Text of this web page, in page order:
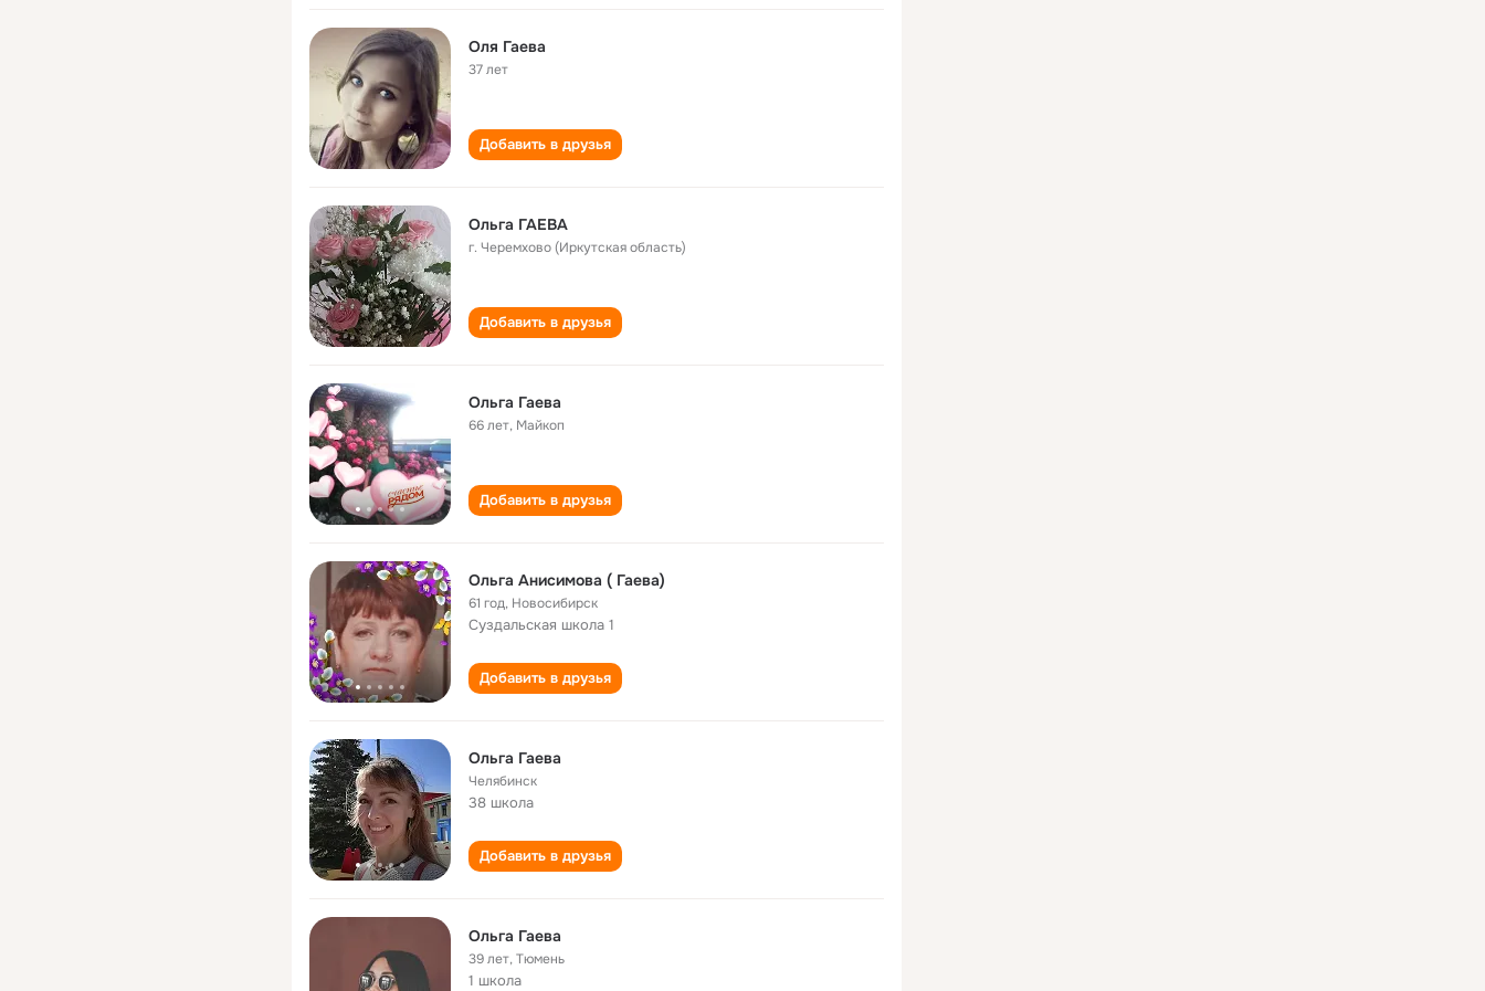
Оля Гаева
37 лет
Добавить в друзья
Ольга ГАЕВА
г. Черемхово (Иркутская область)
Добавить в друзья
Ольга Гаева
66 лет, Майкоп
Добавить в друзья
Ольга Анисимова ( Гаева)
61 год, Новосибирск
Суздальская школа 1
Добавить в друзья
Ольга Гаева
Челябинск
38 школа
Добавить в друзья
Ольга Гаева
39 лет,Тюмень
1 школа